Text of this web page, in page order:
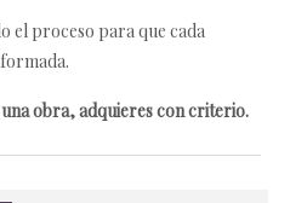
el proceso para que cada
obra, adquieres con criterio.